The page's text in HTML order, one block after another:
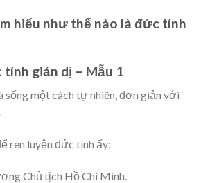
hiểu như thế nào là đức tính
giản dị – Mẫu 1
sống một cách tự nhiên, đơn giản với
rèn luyện đức tính ấy:
Chủ tịch Hồ Chí Minh.